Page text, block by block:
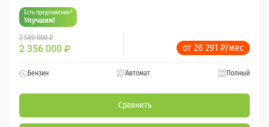
Есть предложение?
Улучшим!
2 589 000 ₽
2 356 000 ₽ от 26 291 ₽/мес
Бензин Автомат Полный
Сравнить